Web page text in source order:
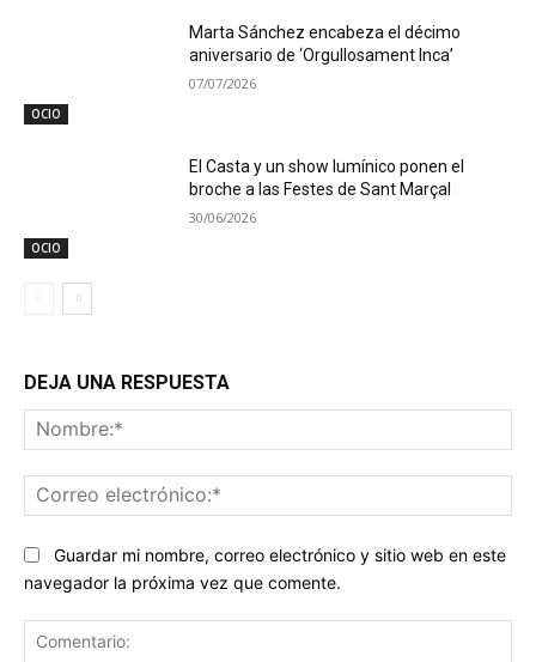
OCIO
Marta Sánchez encabeza el décimo
aniversario de ‘Orgullosament Inca’
07/07/2026
OCIO
El Casta y un show lumínico ponen el
broche a las Festes de Sant Marçal
30/06/2026
DEJA UNA RESPUESTA
Guardar mi nombre, correo electrónico y sitio web en este
navegador la próxima vez que comente.